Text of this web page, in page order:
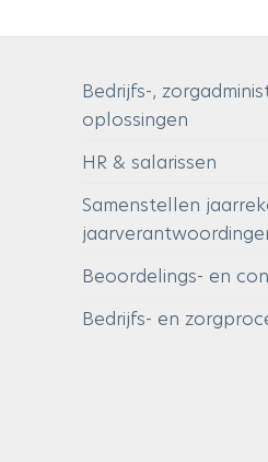
Bedrijfs-,
oplossingen
HR & salarissen
Samenstellen
Beoordelings- en
Bedrijfs- en